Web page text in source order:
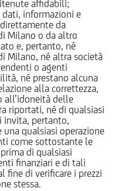
affidabili;
informazioni e
da
Milano o da altro
e, pertanto, né
Milano, né altra società
o agenti
né prestano alcuna
alla correttezza,
all’idoneità delle
riportati, né di qualsiasi
invita, pertanto,
qualsiasi operazione
come sottostante le
di qualsiasi
finanziari e di tali
fine di verificare i prezzi
stessa.